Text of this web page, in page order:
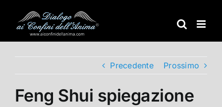
contenuto
Precedente Prossimo
Feng Shui spiegazione